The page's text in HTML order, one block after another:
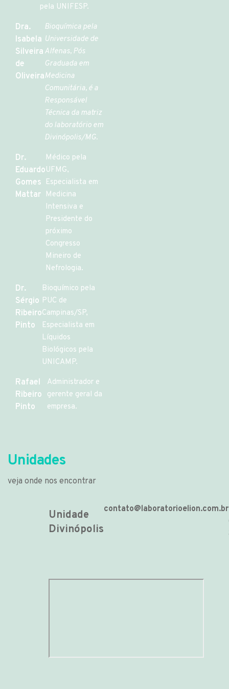
pela UNIFESP.
Dra.
Isabela
Silveira
de
Oliveira
Bioquímica pela
Universidade de
Alfenas, Pós
Graduada em
Medicina
Comunitária, é a
Responsável
Técnica da matriz
do laboratório em
Divinópolis/MG.
Dr.
Eduardo
Gomes
Mattar
Médico pela
UFMG,
Especialista em
Medicina
Intensiva e
Presidente do
próximo
Congresso
Mineiro de
Nefrologia.
Dr.
Sérgio
Ribeiro
Pinto
Bioquímico pela
PUC de
Campinas/SP,
Especialista em
Líquidos
Biológicos pela
UNICAMP.
Rafael
Ribeiro
Pinto
Administrador e
gerente geral da
empresa.
Unidades
veja onde nos encontrar
Unidade
Divinópolis
contato@laboratorioelion.com.br